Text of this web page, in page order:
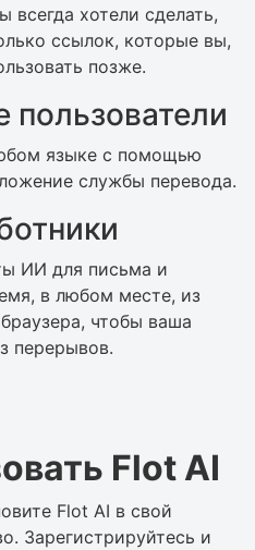
хотели сделать,
ссылок, которые вы,
позже.
языке с помощью
службы перевода.
ИИ для письма и
в любом месте, из
чтобы ваша
перерывов.
Flot AI
Flot AI в свой
Зарегистрируйтесь и